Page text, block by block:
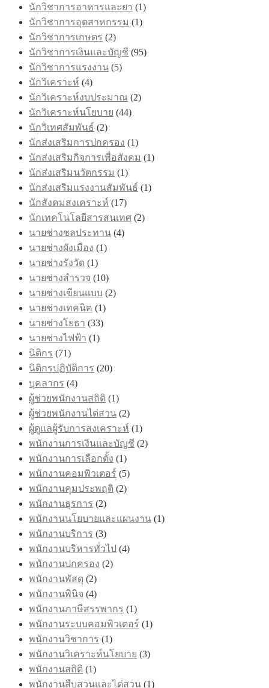
นักวิชาการอาหารและยา (1)
นักวิชาการอุตสาหกรรม (1)
นักวิชาการเกษตร (2)
นักวิชาการเงินและบัญชี (95)
นักวิชาการแรงงาน (5)
นักวิเคราะห์ (4)
นักวิเคราะห์งบประมาณ (2)
นักวิเคราะห์นโยบาย (44)
นักวิเทศสัมพันธ์ (2)
นักส่งเสริมการปกครอง (1)
นักส่งเสริมกิจการเพื่อสังคม (1)
นักส่งเสริมนวัตกรรม (1)
นักส่งเสริมแรงงานสัมพันธ์ (1)
นักสังคมสงเคราะห์ (17)
นักเทคโนโลยีสารสนเทศ (2)
นายช่างชลประทาน (4)
นายช่างผังเมือง (1)
นายช่างรังวัด (1)
นายช่างสำรวจ (10)
นายช่างเขียนแบบ (2)
นายช่างเทคนิค (1)
นายช่างโยธา (33)
นายช่างไฟฟ้า (1)
นิติกร (71)
นิติกรปฏิบัติการ (20)
บุคลากร (4)
ผู้ช่วยพนักงานสถิติ (1)
ผู้ช่วยพนักงานไต่สวน (2)
ผู้ดูแลผู้รับการสงเคราะห์ (1)
พนักงานการเงินและบัญชี (2)
พนักงานการเลือกตั้ง (1)
พนักงานคอมพิวเตอร์ (5)
พนักงานคุมประพฤติ (2)
พนักงานธุรการ (2)
พนักงานนโยบายและแผนงาน (1)
พนักงานบริการ (3)
พนักงานบริหารทั่วไป (4)
พนักงานปกครอง (2)
พนักงานพัสดุ (2)
พนักงานพินิจ (4)
พนักงานภาษีสรรพากร (1)
พนักงานระบบคอมพิวเตอร์ (1)
พนักงานวิชาการ (1)
พนักงานวิเคราะห์นโยบาย (3)
พนักงานสถิติ (1)
พนักงานสืบสวนและไต่สวน (1)